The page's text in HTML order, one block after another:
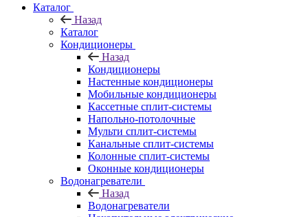
Каталог
Назад
Каталог
Кондиционеры
Назад
Кондиционеры
Настенные кондиционеры
Мобильные кондиционеры
Кассетные сплит-системы
Напольно-потолочные
Мульти сплит-системы
Канальные сплит-системы
Колонные сплит-системы
Оконные кондиционеры
Водонагреватели
Назад
Водонагреватели